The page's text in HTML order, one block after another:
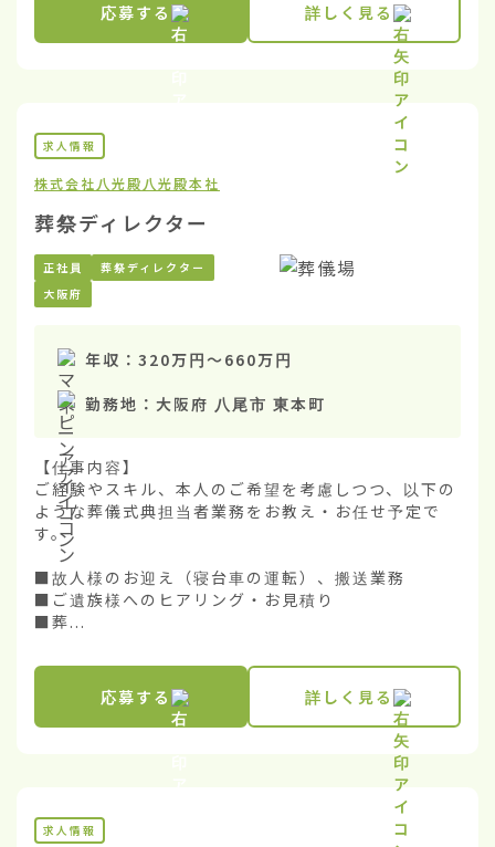
応募する 詳しく見る
求人情報
株式会社八光殿 八光殿本社
葬祭ディレクター
正社員
葬祭ディレクター
大阪府
年収： 320万円〜660万円
勤務地： 大阪府 八尾市 東本町
【仕事内容】
ご経験やスキル、本人のご希望を考慮しつつ、以下の
ような葬儀式典担当者業務をお教え・お任せ予定で
す。
■故人様のお迎え（寝台車の運転）、搬送業務
■ご遺族様へのヒアリング・お見積り
■葬...
応募する 詳しく見る
求人情報